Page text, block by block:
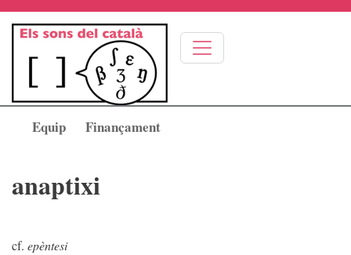
Vés al contingut
Equip Finançament
anaptixi
cf. epèntesi